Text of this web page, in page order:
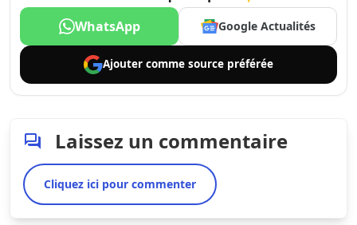
WhatsApp Google Actualités
Ajouter comme source préférée
Laissez un commentaire
Cliquez ici pour commenter